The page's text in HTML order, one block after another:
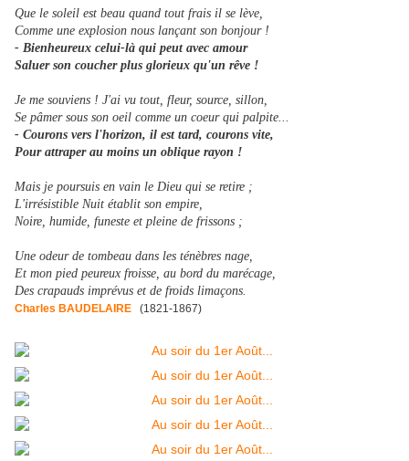
Que le soleil est beau quand tout frais il se lève,
Comme une explosion nous lançant son bonjour !
- Bienheureux celui-là qui peut avec amour
Saluer son coucher plus glorieux qu'un rêve !
Je me souviens ! J'ai vu tout, fleur, source, sillon,
Se pâmer sous son oeil comme un coeur qui palpite...
- Courons vers l'horizon, il est tard, courons vite,
Pour attraper au moins un oblique rayon !
Mais je poursuis en vain le Dieu qui se retire ;
L'irrésistible Nuit établit son empire,
Noire, humide, funeste et pleine de frissons ;
Une odeur de tombeau dans les ténèbres nage,
Et mon pied peureux froisse, au bord du marécage,
Des crapauds imprévus et de froids limaçons.
Charles BAUDELAIRE (1821-1867)